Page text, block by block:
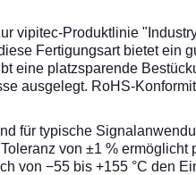
vipitec-Produktlinie
Fertigungsart bietet ein
eine platzsparende
ausgelegt. RoHS-
für typische
von ±1 % ermöglicht
von −55 bis +155 °C den